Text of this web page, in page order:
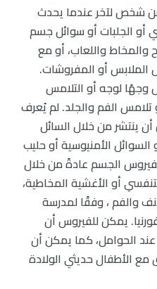
شخص لآخر عندما يحدث
أو الجلبات أو سوائل جسم
واللعاب، أو مع
الملابس أو المفروشات.
وجهًا لوجه أو التلامس
الفم والجلد. لم يُعرف
ينتشر من خلال السائل
الأمنيوسية أو حليب
الجسم عادةً من خلال
أو الأغشية المخاطية،
والفم ، وفقًا لمدرسة
يمكن للفيروس أن
عند الحوامل، كما يمكن أن
مع الأطفال حديثي الولادة